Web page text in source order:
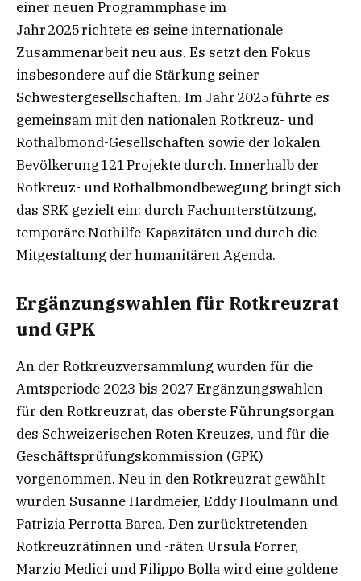
einer neuen Programmphase im
Jahr 2025 richtete es seine internationale
Zusammenarbeit neu aus. Es setzt den Fokus
insbesondere auf die Stärkung seiner
Schwestergesellschaften. Im Jahr 2025 führte es
gemeinsam mit den nationalen Rotkreuz- und
Rothalbmond-Gesellschaften sowie der lokalen
Bevölkerung 121 Projekte durch. Innerhalb der
Rotkreuz- und Rothalbmondbewegung bringt sich
das SRK gezielt ein: durch Fachunterstützung,
temporäre Nothilfe-Kapazitäten und durch die
Mitgestaltung der humanitären Agenda.
Ergänzungswahlen für Rotkreuzrat
und GPK
An der Rotkreuzversammlung wurden für die
Amtsperiode 2023 bis 2027 Ergänzungswahlen
für den Rotkreuzrat, das oberste Führungsorgan
des Schweizerischen Roten Kreuzes, und für die
Geschäftsprüfungskommission (GPK)
vorgenommen. Neu in den Rotkreuzrat gewählt
wurden Susanne Hardmeier, Eddy Houlmann und
Patrizia Perrotta Barca. Den zurücktretenden
Rotkreuzrätinnen und -räten Ursula Forrer,
Marzio Medici und Filippo Bolla wird eine goldene